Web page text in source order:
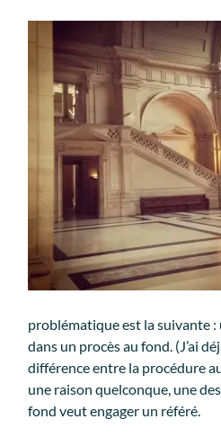
problématique est la suivante :
dans un procès au fond. (J’ai
différence entre la procédure
une raison quelconque, une
fond veut engager un référé.